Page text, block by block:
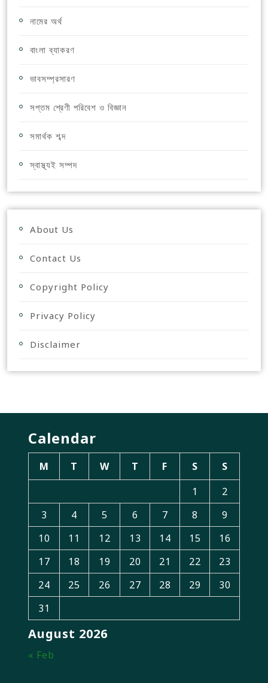
নামের অর্থ
বাংলা ব্যাকরণ
ভাবসম্প্রসারণ
সপ্তম শ্রেণী পরিবেশ ও বিজ্ঞান
সমার্থক শব্দ
স্বাস্থ্যই সম্পদ
About Us
Contact Us
Copyright Policy
Privacy Policy
Disclaimer
Calendar
August 2026
M T W T F S
S
1
2
3
4 5 6 7 8
9
10
11 12 13 14 15
16
17
18 19 20 21 22
23
24
25 26 27 28 29
30
31
« Feb